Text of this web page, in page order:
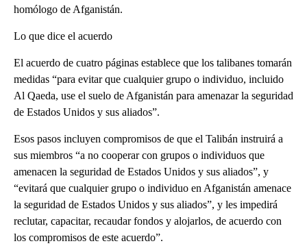
homólogo de Afganistán.
Lo que dice el acuerdo
El acuerdo de cuatro páginas establece que los talibanes tomarán
medidas “para evitar que cualquier grupo o individuo, incluido
Al Qaeda, use el suelo de Afganistán para amenazar la seguridad
de Estados Unidos y sus aliados”.
Esos pasos incluyen compromisos de que el Talibán instruirá a
sus miembros “a no cooperar con grupos o individuos que
amenacen la seguridad de Estados Unidos y sus aliados”, y
“evitará que cualquier grupo o individuo en Afganistán amenace
la seguridad de Estados Unidos y sus aliados”, y les impedirá
reclutar, capacitar, recaudar fondos y alojarlos, de acuerdo con
los compromisos de este acuerdo”.